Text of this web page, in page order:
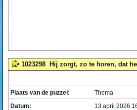
1023298 Hij zorgt, zo te horen, dat
Plaats van de puzzel:
Thema
Datum:
13 april 2026